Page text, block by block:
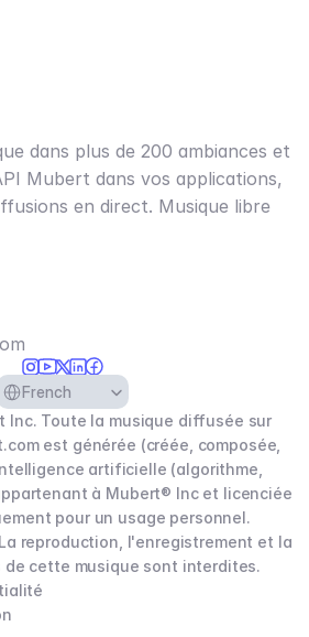
dans plus de 200 ambiances et
Mubert dans vos applications,
en direct. Musique libre
Language
French
Inc. Toute la musique diffusée sur
est générée (créée, composée,
artificielle (algorithme,
à Mubert® Inc et licenciée
pour un usage personnel.
reproduction, l'enregistrement et la
cette musique sont interdites.